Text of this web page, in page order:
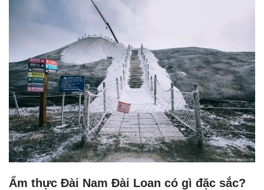
Ẩm thực Đài Nam Đài Loan có gì đặc sắc?